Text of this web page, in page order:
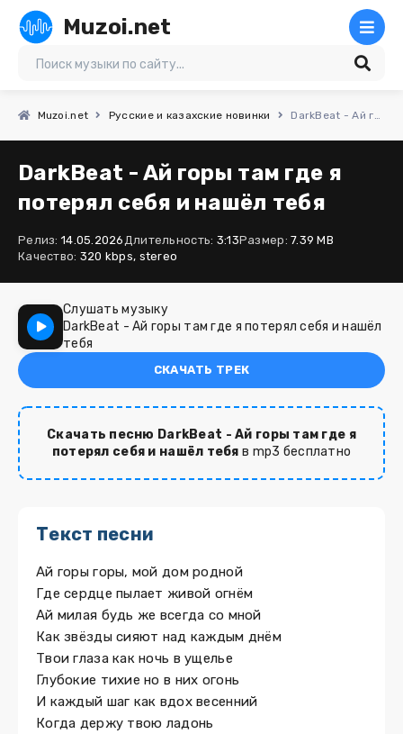
Muzoi.net
Muzoi.net Русские и казахские новинки DarkBeat - Ай горы там где я потерял себя и нашёл тебя
DarkBeat - Ай горы там где я
потерял себя и нашёл тебя
Релиз: 14.05.2026Длительность: 3:13Размер: 7.39 MB
Качество: 320 kbps, stereo
Слушать музыку
DarkBeat - Ай горы там где я потерял себя и нашёл
тебя
СКАЧАТЬ ТРЕК
Скачать песню DarkBeat - Ай горы там где я
потерял себя и нашёл тебя в mp3 бесплатно
Текст песни
Ай горы горы, мой дом родной
Где сердце пылает живой огнём
Ай милая будь же всегда со мной
Как звёзды сияют над каждым днём
Твои глаза как ночь в ущелье
Глубокие тихие но в них огонь
И каждый шаг как вдох весенний
Когда держу твою ладонь